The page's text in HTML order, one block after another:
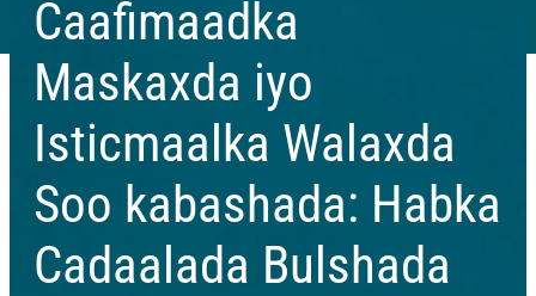
Caafimaadka
Maskaxda iyo
Isticmaalka Walaxda
Soo kabashada: Habka
Cadaalada Bulshada